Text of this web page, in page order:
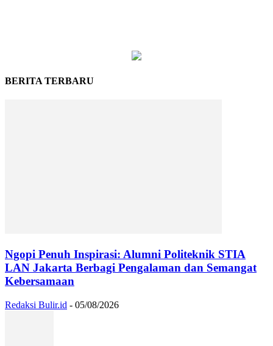
BERITA TERBARU
Ngopi Penuh Inspirasi: Alumni Politeknik STIA
LAN Jakarta Berbagi Pengalaman dan Semangat
Kebersamaan
Redaksi Bulir.id - 05/08/2026